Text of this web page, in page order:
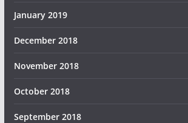
January 2019
December 2018
November 2018
October 2018
September 2018